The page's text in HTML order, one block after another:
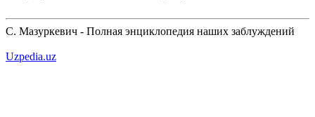
С. Мазуркевич - Полная энциклопедия наших заблуждений
Uzpedia.uz